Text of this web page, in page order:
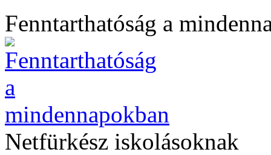
Fenntarthatóság a
Netfürkész iskolásoknak